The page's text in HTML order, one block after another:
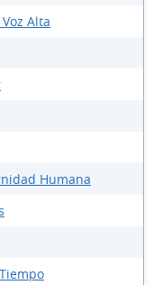
Alta
Humana